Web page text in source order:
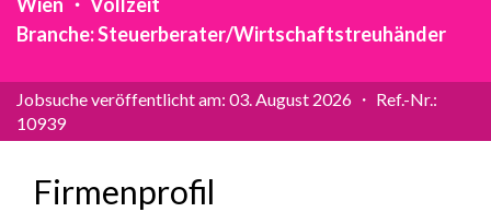
Branche: Steuerberater/Wirtschaftstreuhänder
Jobsuche veröffentlicht am: 03. August 2026 ・ Ref.-Nr.:
10939
Firmenprofil